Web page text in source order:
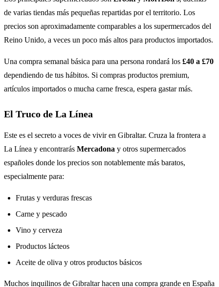
de varias tiendas más pequeñas repartidas por el territorio. Los
precios son aproximadamente comparables a los supermercados del
Reino Unido, a veces un poco más altos para productos importados.
Una compra semanal básica para una persona rondará los £40 a £70
dependiendo de tus hábitos. Si compras productos premium,
artículos importados o mucha carne fresca, espera gastar más.
El Truco de La Línea
Este es el secreto a voces de vivir en Gibraltar. Cruza la frontera a
La Línea y encontrarás Mercadona y otros supermercados
españoles donde los precios son notablemente más baratos,
especialmente para:
Frutas y verduras frescas
Carne y pescado
Vino y cerveza
Productos lácteos
Aceite de oliva y otros productos básicos
Muchos inquilinos de Gibraltar hacen una compra grande en España